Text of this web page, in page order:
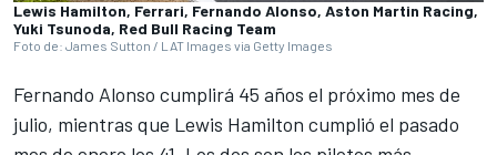
Lewis Hamilton, Ferrari, Fernando Alonso, Aston Martin Racing,
Yuki Tsunoda, Red Bull Racing Team
Foto de: James Sutton / LAT Images via Getty Images
Fernando Alonso cumplirá 45 años el próximo mes de
julio, mientras que Lewis Hamilton cumplió el pasado